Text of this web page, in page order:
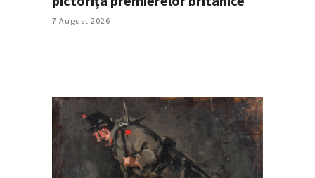
7 August 2026